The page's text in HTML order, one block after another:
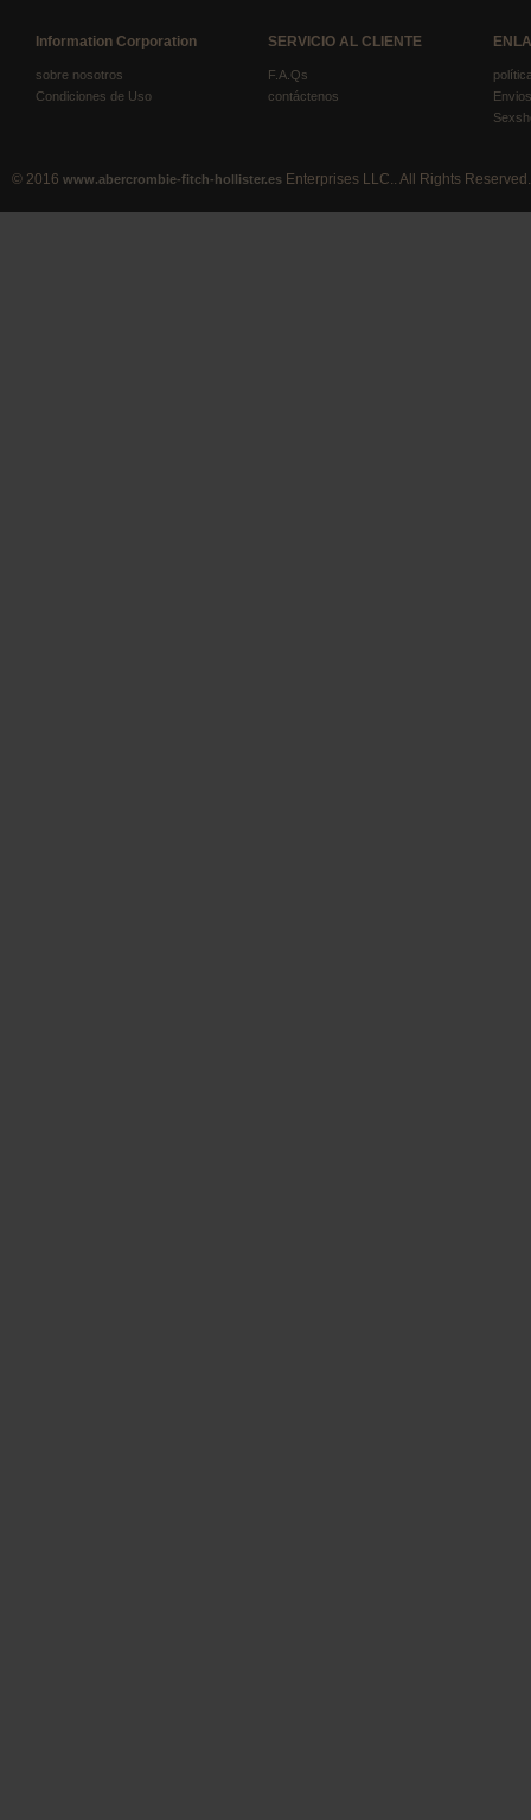
Information Corporation
sobre nosotros
Condiciones de Uso
SERVICIO AL CLIENTE
F.A.Qs
contáctenos
© 2016 www.abercrombie-fitch-hollister.es Enterprises LLC.. All Rights Reserved.